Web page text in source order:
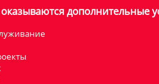
дополнительные